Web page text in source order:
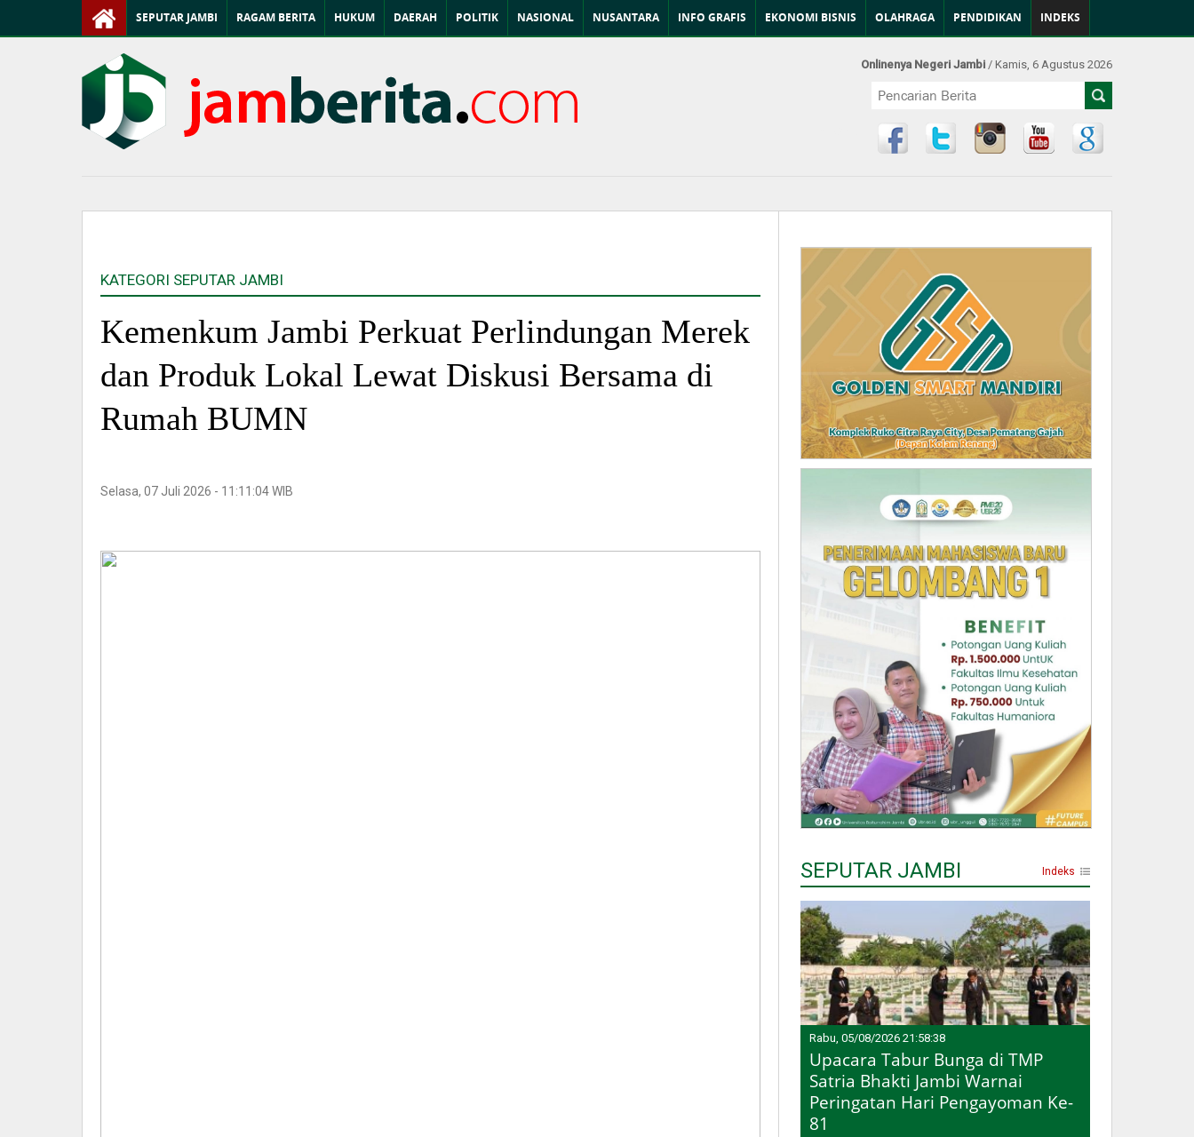
SEPUTAR JAMBI RAGAM BERITA HUKUM DAERAH POLITIK NASIONAL NUSANTARA INFO GRAFIS EKONOMI BISNIS OLAHRAGA PENDIDIKAN INDEKS
Onlinenya Negeri Jambi / Kamis, 6 Agustus 2026
KATEGORI SEPUTAR JAMBI
Kemenkum Jambi Perkuat Perlindungan Merek
dan Produk Lokal Lewat Diskusi Bersama di
Rumah BUMN
Selasa, 07 Juli 2026 - 11:11:04 WIB
SEPUTAR JAMBI Indeks
Rabu, 05/08/2026 21:58:38
Upacara Tabur Bunga di TMP
Satria Bhakti Jambi Warnai
Peringatan Hari Pengayoman Ke-
81